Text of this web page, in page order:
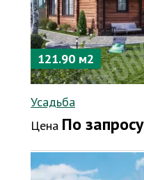
121.90 м2
Усадьба
Цена По запросу